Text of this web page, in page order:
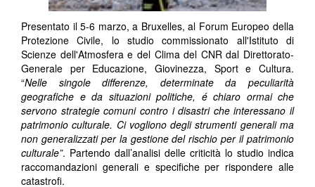
Presentato il 5-6 marzo, a Bruxelles, al Forum Europeo della
Protezione Civile, lo studio commissionato all'Istituto di
Scienze dell'Atmosfera e del Clima del CNR dal Direttorato-
Generale per Educazione, Giovinezza, Sport e Cultura.
“Nelle singole differenze, determinate da peculiarità
geografiche e da situazioni politiche, é chiaro ormai che
servono strategie comuni contro i disastri che interessano il
patrimonio culturale. Ci vogliono degli strumenti generali ma
non generalizzati per la gestione del rischio per il patrimonio
culturale”. Partendo dall’analisi delle criticità lo studio indica
raccomandazioni generali e specifiche per rispondere alle
catastrofi.